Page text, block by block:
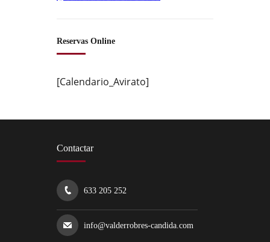
Reservas Online
[Calendario_Avirato]
Contactar
633 205 252
info@valderrobres-candida.com